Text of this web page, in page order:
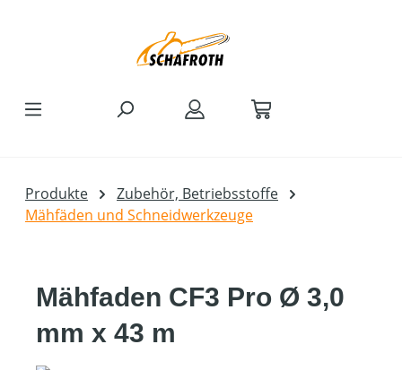
Produkte
Zubehör, Betriebsstoffe
Mähfäden und Schneidwerkzeuge
Mähfaden CF3 Pro Ø 3,0
mm x 43 m